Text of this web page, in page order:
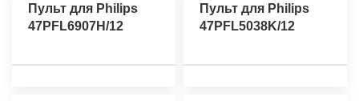
Пульт для Philips
47PFL6907H/12
Пульт для Philips
47PFL5038K/12